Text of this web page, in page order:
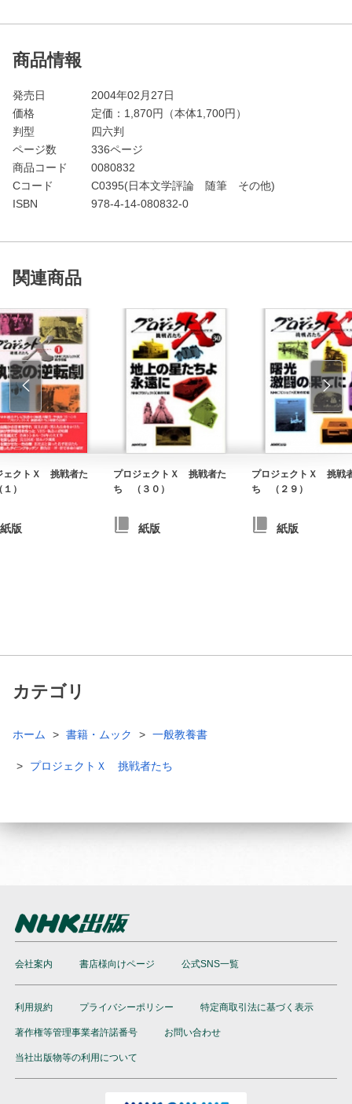
商品情報
発売日
2004年02月27日
価格
定価： 1,870円（本体1,700円）
判型
四六判
ページ数
336ページ
商品コード
0080832
Cコード
C0395(日本文学評論 随筆 その他)
ISBN
978-4-14-080832-0
関連商品
ェクトＸ 挑戦者た
）
紙版
プロジェクトＸ 挑戦者た
ち （３０）
紙版
プロジェクトＸ 挑戦
ち （２９）
紙版
カテゴリ
ホーム 書籍・ムック 一般教養書
プロジェクトＸ 挑戦者たち
会社案内 書店様向けページ 公式SNS一覧
利用規約 プライバシーポリシー 特定商取引法に基づく表示
著作権等管理事業者許諾番号 お問い合わせ
当社出版物等の利用について